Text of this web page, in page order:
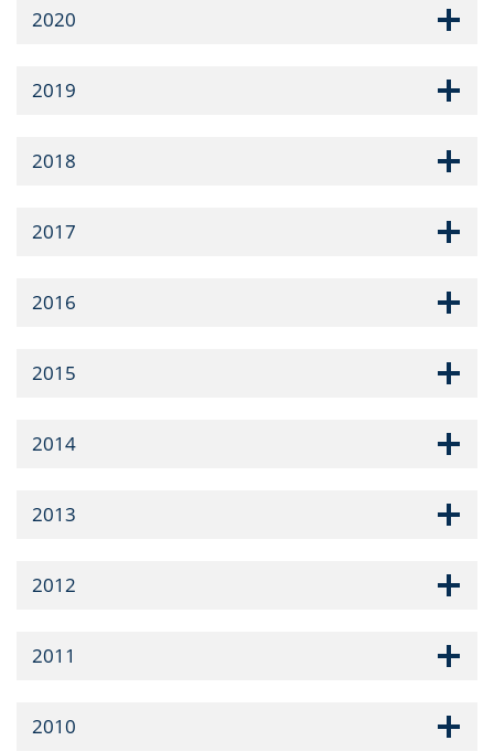
2020
2019
2018
2017
2016
2015
2014
2013
2012
2011
2010